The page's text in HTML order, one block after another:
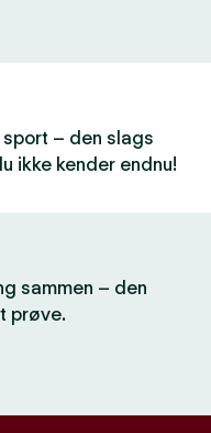
– den slags
ikke kender endnu!
sammen – den
prøve.